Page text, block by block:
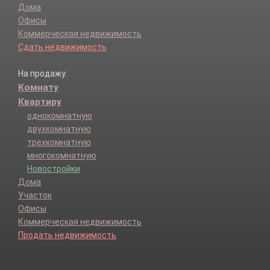
СНТ Пирогово тер.
СНТ Холодный Ключ-1 Ижевск тер.
СНТ Холодный Ключ-2 Ижевск тер.
СНТ Южный Ижевск тер.
Соловьевские дачи дп.
Старки п.
Тонково д.
Трудпчела д.
Учхоз п.
Шунды мкр.
Югдон п.
Дома
Офисы
Коммерческая недвижимость
Сдать недвижимость
На продажу:
Комнату
Квартиру
однокомнатную
двухкомнатную
трехкомнатную
многокомнатную
Новостройки
Дома
Участок
Офисы
Коммерческая недвижимость
Продать недвижимость